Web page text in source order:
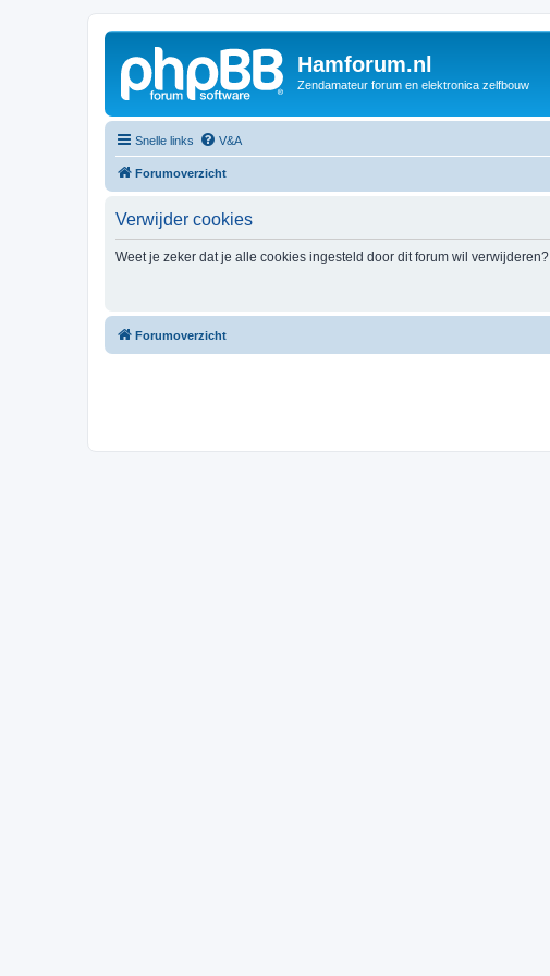
Hamforum.nl
Zendamateur forum en elektronica zelfbouw
Snelle links V&A
Forumoverzicht
Verwijder cookies
Weet je zeker dat je alle cookies ingesteld door dit forum wil verwijderen?
Forumoverzicht